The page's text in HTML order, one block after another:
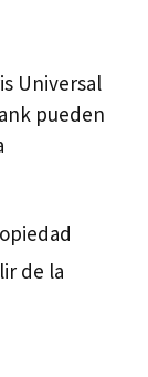
Universal
pueden
de la